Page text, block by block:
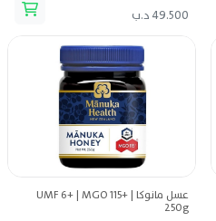
49.500 د.ب
عسل مانوكا UMF 6+ | MGO 115+ |
250g